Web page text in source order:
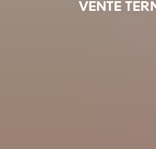
VENTE